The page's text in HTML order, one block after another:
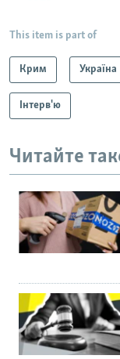
This item is part of
Крим Україна
Інтерв'ю
Читайте